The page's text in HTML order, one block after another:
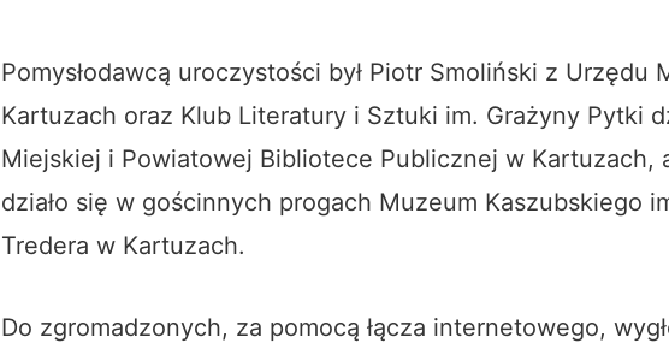
Pomysłodawcą uroczystości był Piotr Smoliński z Urzędu
Kartuzach oraz Klub Literatury i Sztuki im. Grażyny Pytki
Miejskiej i Powiatowej Bibliotece Publicznej w Kartuzach,
działo się w gościnnych progach Muzeum Kaszubskiego
Tredera w Kartuzach.
Do zgromadzonych, za pomocą łącza internetowego,